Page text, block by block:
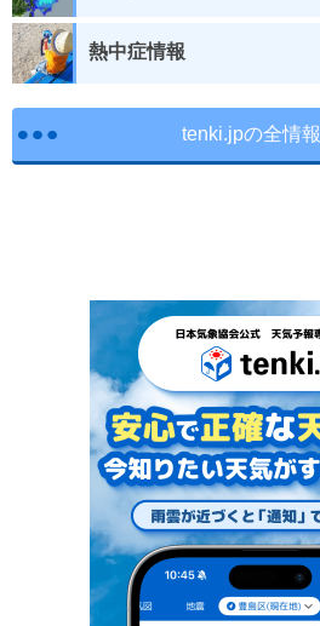
熱中症情報
tenki.jpの全情